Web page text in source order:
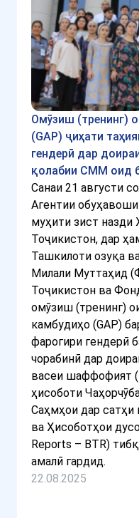
Омӯзиш (тренинг)
(GAP) ҷиҳати
гендерӣ дар
қолабии СММ оид
Санаи 21 августи
Агентии
муҳити зист
Тоҷикистон, дар
Ташкилоти озуқа
Милали Муттаҳид
Тоҷикистон ва
омӯзиш (тренинг)
камбудиҳо (GAP)
фарогири гендерӣ
чорабинӣ дар
васеи шаффофият
ҳисоботи
Саҳмҳои дар сатҳи
ва Ҳисоботҳои
Reports – BTR)
амалӣ гардид.
22.08.2025